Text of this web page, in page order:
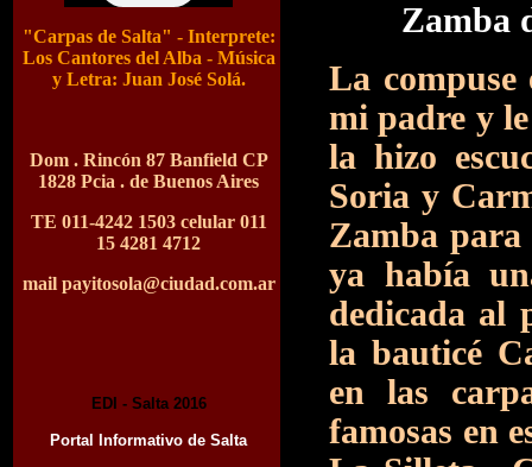
"Carpas de Salta" - Interprete:
Los Cantores del Alba - Música
y Letra: Juan José Solá.
Dom . Rincón 87 Banfield CP
1828 Pcia . de Buenos Aires
TE 011-4242 1503 celular 011
15 4281 4712
mail payitosola@ciudad.com.ar
EDI - Salta 2016
Portal Informativo de Salta
Zamba
La compuse
mi padre y
la hizo
Soria y
Zamba
ya había
dedicada al
la bauticé
en las
famosas en